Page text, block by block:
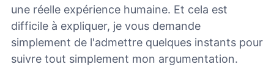
une réelle expérience humaine. Et cela est
difficile à expliquer, je vous demande
simplement de l'admettre quelques instants pour
suivre tout simplement mon argumentation.